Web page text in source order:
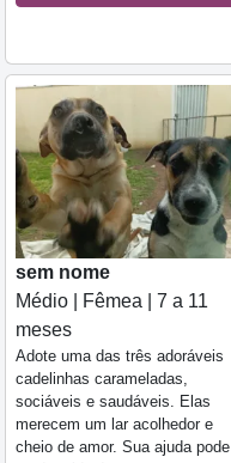
sem nome
Médio | Fêmea | 7 a 11
meses
Adote uma das três adoráveis
cadelinhas carameladas,
sociáveis e saudáveis. Elas
merecem um lar acolhedor e
cheio de amor. Sua ajuda pode